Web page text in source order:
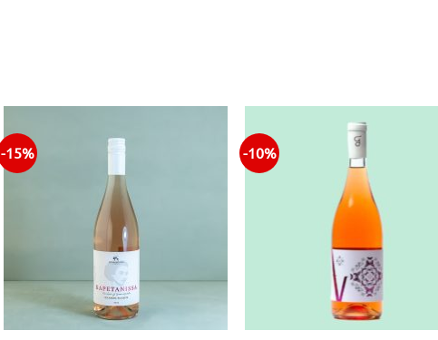
-15% -10%